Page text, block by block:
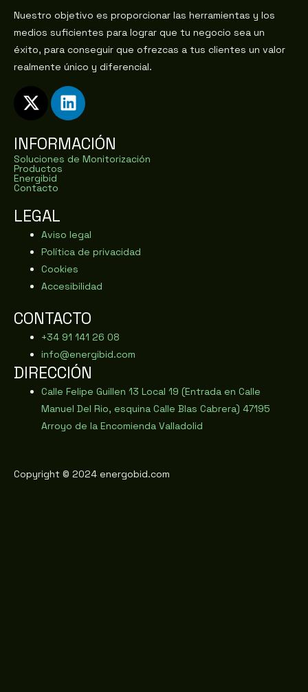
Nuestro objetivo es proporcionar las herramientas y los
medios suficientes para lograr que tu negocio sea un
éxito, para conseguir que ofrezcas a tus clientes un valor
realmente único y diferencial.
INFORMACIÓN
Soluciones de Monitorización
Productos
Energibid
Contacto
LEGAL
Aviso legal
Política de privacidad
Cookies
Accesibilidad
CONTACTO
+34 91 141 26 08
info@energibid.com
DIRECCIÓN
Calle Felipe Guillen 13 Local 19 (Entrada en Calle
Manuel Del Rio, esquina Calle Blas Cabrera) 47195
Arroyo de la Encomienda Valladolid
Copyright © 2024 energobid.com